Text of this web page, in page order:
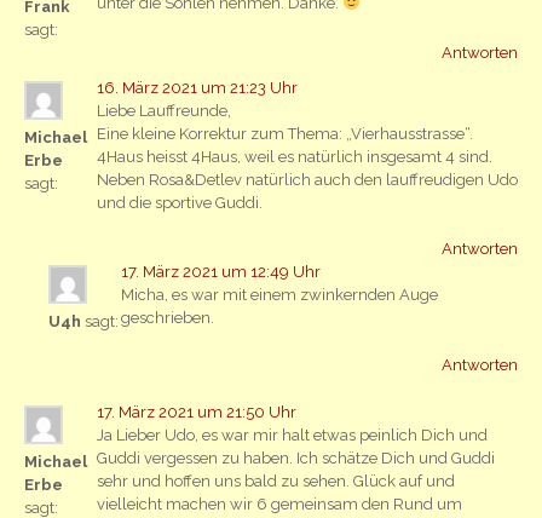
Frank
sagt:
Antworten
Michael
Erbe
sagt:
16. März 2021 um 21:23 Uhr
Liebe Lauffreunde,
Eine kleine Korrektur zum Thema: „Vierhausstrasse“.
4Haus heisst 4Haus, weil es natürlich insgesamt 4 sind.
Neben Rosa&Detlev natürlich auch den lauffreudigen Udo
und die sportive Guddi.
Antworten
U4h sagt:
17. März 2021 um 12:49 Uhr
Micha, es war mit einem zwinkernden Auge
geschrieben.
Antworten
Michael
Erbe
sagt:
17. März 2021 um 21:50 Uhr
Ja Lieber Udo, es war mir halt etwas peinlich Dich und
Guddi vergessen zu haben. Ich schätze Dich und Guddi
sehr und hoffen uns bald zu sehen. Glück auf und
vielleicht machen wir 6 gemeinsam den Rund um